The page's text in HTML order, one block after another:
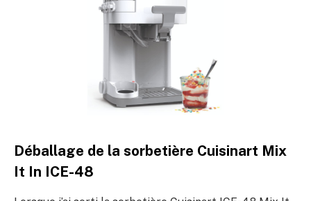
Déballage de la sorbetière Cuisinart Mix
It In ICE-48